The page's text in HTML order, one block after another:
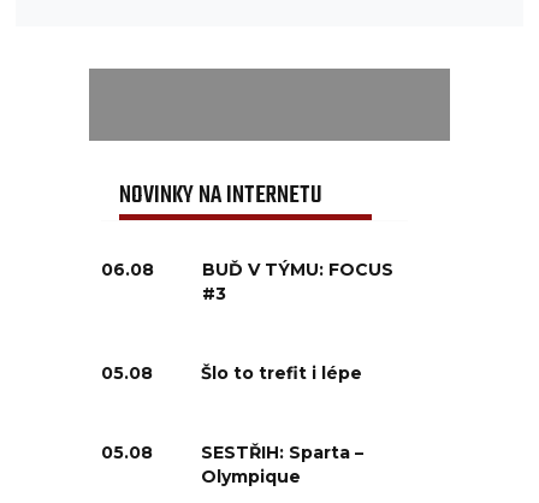
NOVINKY NA INTERNETU
06.08
BUĎ V TÝMU: FOCUS
#3
05.08 Šlo to trefit i lépe
05.08
SESTŘIH: Sparta –
Olympique